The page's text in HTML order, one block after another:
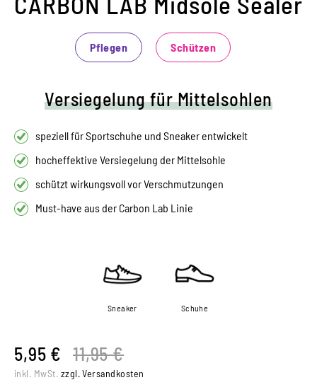
Pflegen Schützen
Versiegelung für Mittelsohlen
speziell für Sportschuhe und Sneaker entwickelt
hocheffektive Versiegelung der Mittelsohle
schützt wirkungsvoll vor Verschmutzungen
Must-have aus der Carbon Lab Linie
Sneaker Schuhe
5,95 € 11,95 €
inkl. MwSt. zzgl. Versandkosten